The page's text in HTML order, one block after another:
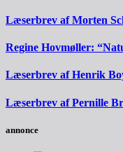
Læserbrev af Morten
Regine Hovmøller:
Læserbrev af Henrik
Læserbrev af Pernille
annonce